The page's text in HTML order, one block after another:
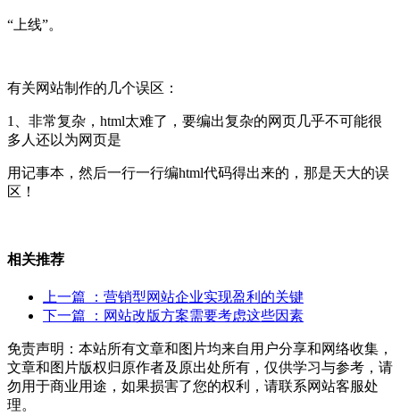
“上线”。
有关网站制作的几个误区：
1、非常复杂，html太难了，要编出复杂的网页几乎不可能很
多人还以为网页是
用记事本，然后一行一行编html代码得出来的，那是天大的误
区！
相关推荐
上一篇
：营销型网站企业实现盈利的关键
下一篇
：网站改版方案需要考虑这些因素
免责声明：本站所有文章和图片均来自用户分享和网络收集，
文章和图片版权归原作者及原出处所有，仅供学习与参考，请
勿用于商业用途，如果损害了您的权利，请联系网站客服处
理。